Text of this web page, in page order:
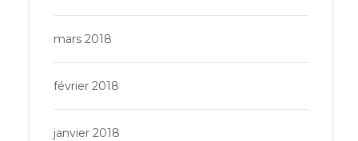
mars 2018
février 2018
janvier 2018